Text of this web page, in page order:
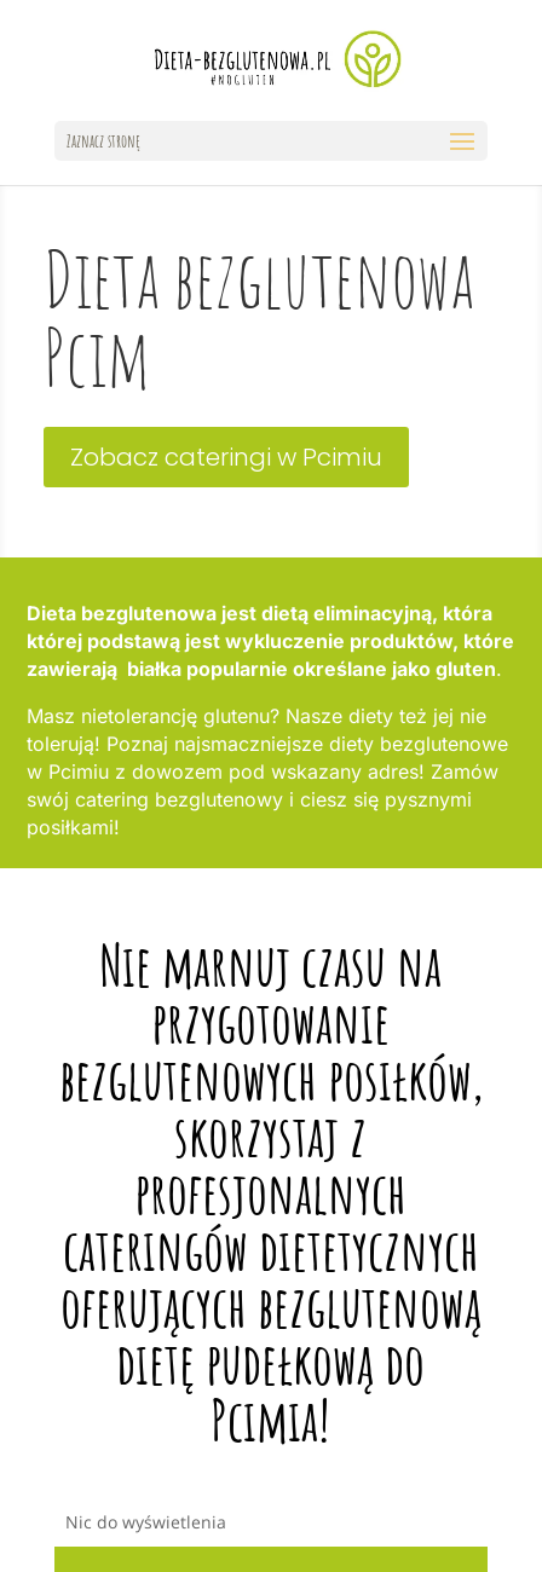
Zaznacz stronę
Dieta bezglutenowa
Pcim
Zobacz cateringi w Pcimiu
Dieta bezglutenowa jest dietą eliminacyjną, która
której podstawą jest wykluczenie produktów, które
zawierają białka popularnie określane jako gluten.
Masz nietolerancję glutenu? Nasze diety też jej nie
tolerują! Poznaj najsmaczniejsze diety bezglutenowe
w Pcimiu z dowozem pod wskazany adres! Zamów
swój catering bezglutenowy i ciesz się pysznymi
posiłkami!
Nie marnuj czasu na
przygotowanie
bezglutenowych posiłków,
skorzystaj z
profesjonalnych
cateringów dietetycznych
oferujących bezglutenową
dietę pudełkową do
Pcimia!
Nic do wyświetlenia